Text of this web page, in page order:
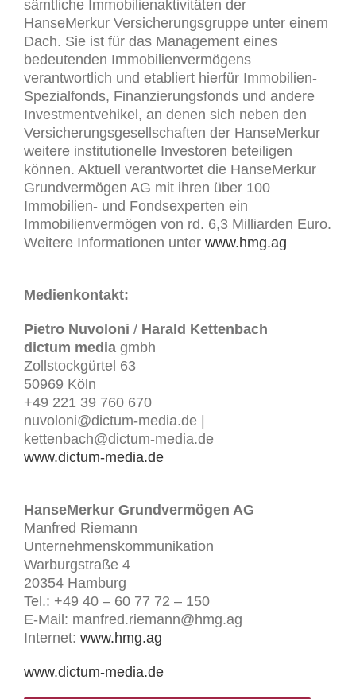
sämtliche Immobilienaktivitäten der
HanseMerkur Versicherungsgruppe unter einem
Dach. Sie ist für das Management eines
bedeutenden Immobilienvermögens
verantwortlich und etabliert hierfür Immobilien-
Spezialfonds, Finanzierungsfonds und andere
Investmentvehikel, an denen sich neben den
Versicherungsgesellschaften der HanseMerkur
weitere institutionelle Investoren beteiligen
können. Aktuell verantwortet die HanseMerkur
Grundvermögen AG mit ihren über 100
Immobilien- und Fondsexperten ein
Immobilienvermögen von rd. 6,3 Milliarden Euro.
Weitere Informationen unter www.hmg.ag
Medienkontakt:
Pietro Nuvoloni / Harald Kettenbach
dictum mediagmbh
Zollstockgürtel 63
50969 Köln
+49 221 39 760 670
nuvoloni@dictum-media.de |
kettenbach@dictum-media.de
www.dictum-media.de
HanseMerkur Grundvermögen AG
Manfred Riemann
Unternehmenskommunikation
Warburgstraße 4
20354 Hamburg
Tel.: +49 40 – 60 77 72 – 150
E-Mail: manfred.riemann@hmg.ag
Internet: www.hmg.ag
www.dictum-media.de